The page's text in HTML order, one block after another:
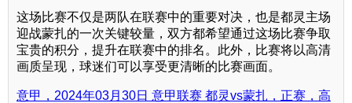
这场比赛不仅是两队在联赛中的重要对决，也是都灵主场
迎战蒙扎的一次关键较量，双方都希望通过这场比赛争取
宝贵的积分，提升在联赛中的排名。此外，比赛将以高清
画质呈现，球迷们可以享受更清晰的比赛画面。
意甲，2024年03月30日 意甲联赛 都灵vs蒙扎，正赛，高